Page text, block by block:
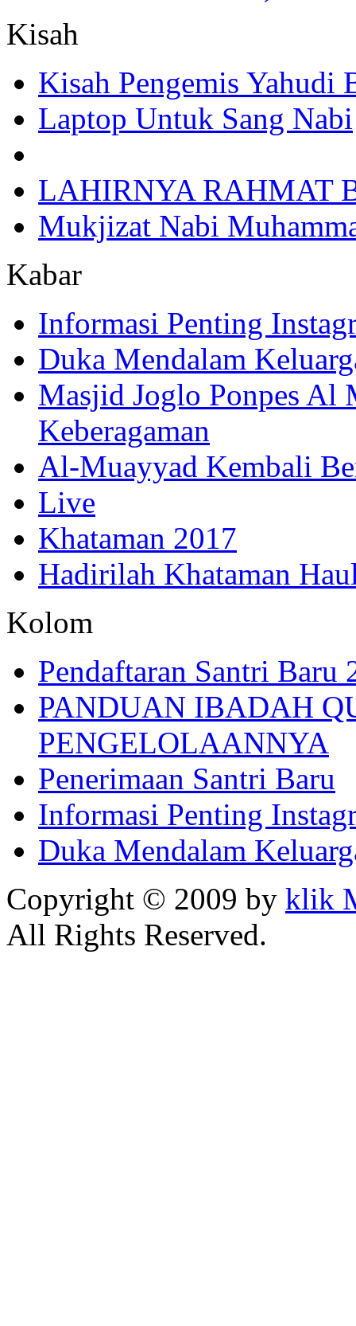
Kisah
Kisah Pengemis Yahudi
Laptop Untuk Sang Nabi
LAHIRNYA RAHMAT
Mukjizat Nabi
Kabar
Informasi Penting
Duka Mendalam
Masjid Joglo Ponpes Al
Keberagaman
Al-Muayyad Kembali
Live
Khataman 2017
Hadirilah Khataman
Kolom
Pendaftaran Santri Baru
PANDUAN IBADAH
PENGELOLAANNYA
Penerimaan Santri Baru
Informasi Penting
Duka Mendalam
Copyright © 2009 by klik
All Rights Reserved.